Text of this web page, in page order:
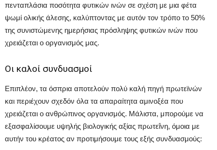
πενταπλάσια ποσότητα φυτικών ινών σε σχέση με μια φέτα
ψωμί ολικής άλεσης, καλύπτοντας με αυτόν τον τρόπο το 50%
της συνιστώμενης ημερήσιας πρόσληψης φυτικών ινών που
χρειάζεται ο οργανισμός μας.
Οι καλοί συνδυασμοί
Επιπλέον, τα όσπρια αποτελούν πολύ καλή πηγή πρωτεϊνών
και περιέχουν σχεδόν όλα τα απαραίτητα αμινοξέα που
χρειάζεται ο ανθρώπινος οργανισμός. Μάλιστα, μπορούμε να
εξασφαλίσουμε υψηλής βιολογικής αξίας πρωτεΐνη, όμοια με
αυτήν του κρέατος αν προτιμήσουμε τους εξής συνδυασμούς: